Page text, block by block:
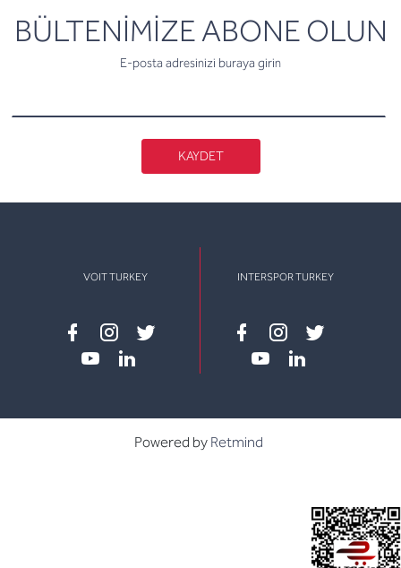
BÜLTENİMİZE ABONE OLUN
E-posta adresinizi buraya girin
newsletter
KAYDET
VOIT TURKEY
Facebook
instagram
twitter
INTERSPOR TURKEY
Facebook
instagram
twitter
Powered by Retmind